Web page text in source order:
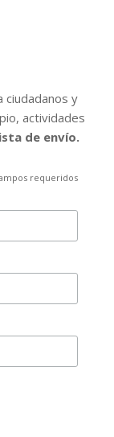
ciudadanos y
actividades
de envío.
requeridos